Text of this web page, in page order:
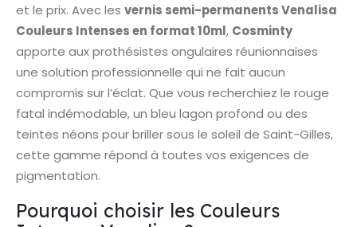
et le prix. Avec les vernis semi-permanents Venalisa
Couleurs Intenses en format 10ml, Cosminty
apporte aux prothésistes ongulaires réunionnaises
une solution professionnelle qui ne fait aucun
compromis sur l’éclat. Que vous recherchiez le rouge
fatal indémodable, un bleu lagon profond ou des
teintes néons pour briller sous le soleil de Saint-Gilles,
cette gamme répond à toutes vos exigences de
pigmentation.
Pourquoi choisir les Couleurs